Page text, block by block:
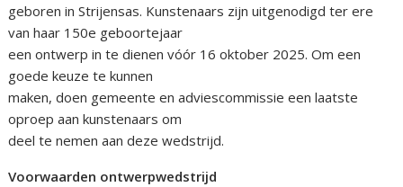
geboren in Strijensas. Kunstenaars zijn uitgenodigd ter ere
van haar 150e geboortejaar
een ontwerp in te dienen vóór 16 oktober 2025. Om een
goede keuze te kunnen
maken, doen gemeente en adviescommissie een laatste
oproep aan kunstenaars om
deel te nemen aan deze wedstrijd.
Voorwaarden ontwerpwedstrijd